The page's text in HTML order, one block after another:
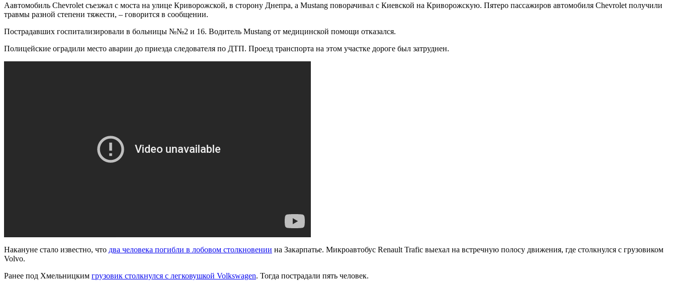
Аавтомобиль Chevrolet съезжал с моста на улице Криворожской, в сторону Днепра, а Mustang поворачивал с Киевской на Криворожскую. Пятеро пассажиров автомобиля Chevrolet получили
травмы разной степени тяжести, – говорится в сообщении.
Пострадавших госпитализировали в больницы №№2 и 16. Водитель Mustang от медицинской помощи отказался.
Полицейские оградили место аварии до приезда следователя по ДТП. Проезд транспорта на этом участке дороге был затруднен.
Накануне стало известно, что два человека погибли в лобовом столкновении на Закарпатье. Микроавтобус Renault Trafic выехал на встречную полосу движения, где столкнулся с грузовиком
Volvo.
Ранее под Хмельницким грузовик столкнулся с легковушкой Volkswagen. Тогда пострадали пять человек.